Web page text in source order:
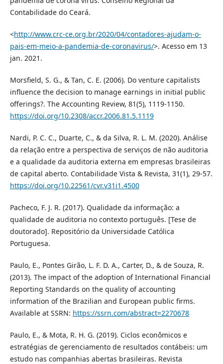
Contabilidade do Ceará.
<http://www.crc-ce.org.br/2020/04/contadores-ajudam-o-
pais-em-meio-a-pandemia-de-coronavirus/>. Acesso em 13
jan. 2021.
Morsfield, S. G., & Tan, C. E. (2006). Do venture capitalists
influence the decision to manage earnings in initial public
offerings?. The Accounting Review, 81(5), 1119-1150.
https://doi.org/10.2308/accr.2006.81.5.1119
Nardi, P. C. C., Duarte, C., & da Silva, R. L. M. (2020). Análise
da relação entre a perspectiva de serviços de não auditoria
e a qualidade da auditoria externa em empresas brasileiras
de capital aberto. Contabilidade Vista & Revista, 31(1), 29-57.
https://doi.org/10.22561/cvr.v31i1.4500
Pacheco, F. J. R. (2017). Qualidade da informação: a
qualidade de auditoria no contexto português. [Tese de
doutorado]. Repositório da Universidade Católica
Portuguesa.
Paulo, E., Pontes Girão, L. F. D. A., Carter, D., & de Souza, R.
(2013). The impact of the adoption of International Financial
Reporting Standards on the quality of accounting
information of the Brazilian and European public firms.
Available at SSRN: https://ssrn.com/abstract=2270678
Paulo, E., & Mota, R. H. G. (2019). Ciclos econômicos e
estratégias de gerenciamento de resultados contábeis: um
estudo nas companhias abertas brasileiras. Revista